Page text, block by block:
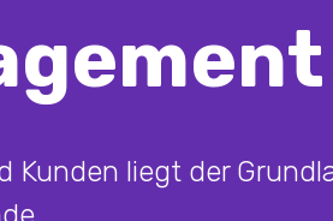
Kunden liegt der